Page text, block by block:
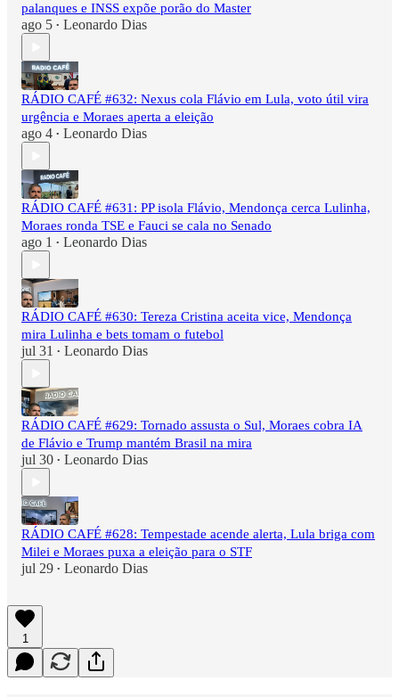
palanques e INSS expõe porão do Master
ago 5 • Leonardo Dias
RÁDIO CAFÉ #632: Nexus cola Flávio em Lula, voto útil vira
urgência e Moraes aperta a eleição
ago 4 • Leonardo Dias
RÁDIO CAFÉ #631: PP isola Flávio, Mendonça cerca Lulinha,
Moraes ronda TSE e Fauci se cala no Senado
ago 1 • Leonardo Dias
RÁDIO CAFÉ #630: Tereza Cristina aceita vice, Mendonça
mira Lulinha e bets tomam o futebol
jul 31 • Leonardo Dias
RÁDIO CAFÉ #629: Tornado assusta o Sul, Moraes cobra IA
de Flávio e Trump mantém Brasil na mira
jul 30 • Leonardo Dias
RÁDIO CAFÉ #628: Tempestade acende alerta, Lula briga com
Milei e Moraes puxa a eleição para o STF
jul 29 • Leonardo Dias
1